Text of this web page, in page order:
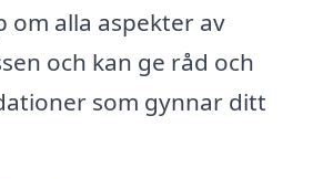
om alla aspekter av
och kan ge råd och
som gynnar ditt